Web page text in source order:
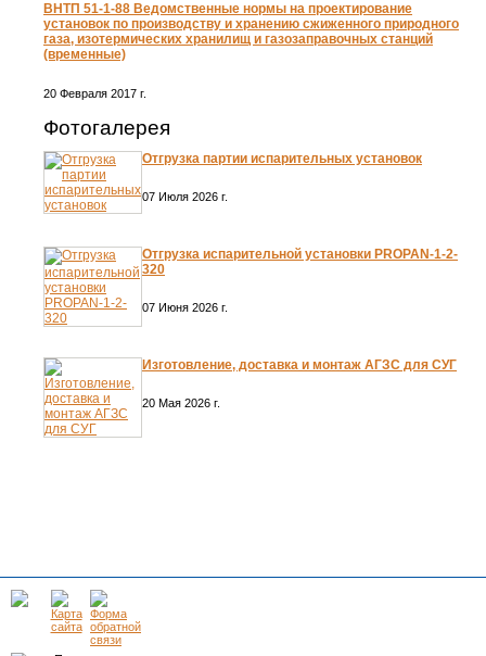
ВНТП 51-1-88 Ведомственные нормы на проектирование
установок по производству и хранению сжиженного природного
газа, изотермических хранилищ и газозаправочных станций
(временные)
20 Февраля 2017 г.
Фотогалерея
Отгрузка партии испарительных установок
07 Июля 2026 г.
Отгрузка испарительной установки PROPAN-1-2-
320
07 Июня 2026 г.
Изготовление, доставка и монтаж АГЗС для СУГ
20 Мая 2026 г.